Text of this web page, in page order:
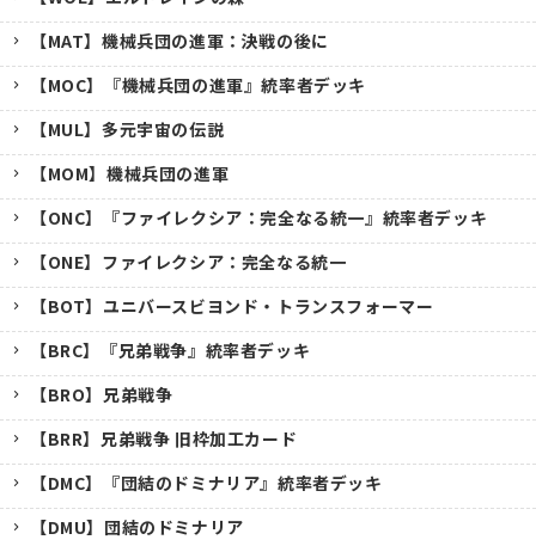
【MAT】機械兵団の進軍：決戦の後に
【MOC】『機械兵団の進軍』統率者デッキ
【MUL】多元宇宙の伝説
【MOM】機械兵団の進軍
【ONC】『ファイレクシア：完全なる統一』統率者デッキ
【ONE】ファイレクシア：完全なる統一
【BOT】ユニバースビヨンド・トランスフォーマー
【BRC】『兄弟戦争』統率者デッキ
【BRO】兄弟戦争
【BRR】兄弟戦争 旧枠加工カード
【DMC】『団結のドミナリア』統率者デッキ
【DMU】団結のドミナリア